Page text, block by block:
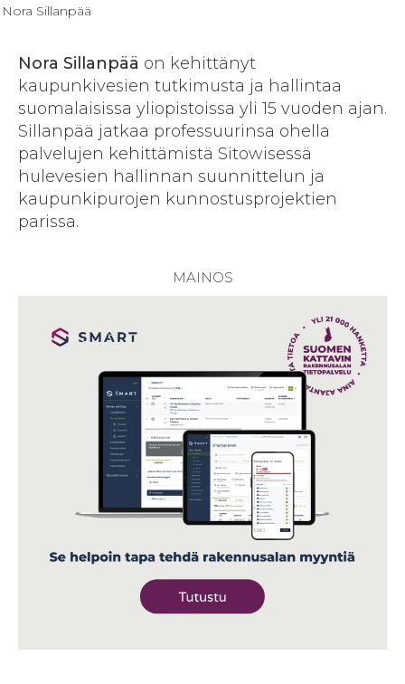
Nora Sillanpää
Nora Sillanpää on kehittänyt
kaupunkivesien tutkimusta ja hallintaa
suomalaisissa yliopistoissa yli 15 vuoden ajan.
Sillanpää jatkaa professuurinsa ohella
palvelujen kehittämistä Sitowisessä
hulevesien hallinnan suunnittelun ja
kaupunkipurojen kunnostusprojektien
parissa.